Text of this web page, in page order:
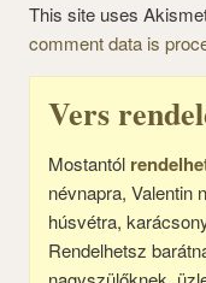
This site uses
comment data is
Vers
Mostantól
névnapra, Valentin
húsvétra,
Rendelhetsz